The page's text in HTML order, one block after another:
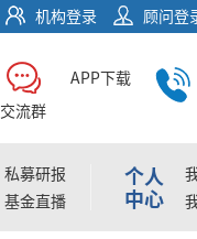
机构登录 顾问登
交流群
APP下载
私募研报
基金直播
个人
中心